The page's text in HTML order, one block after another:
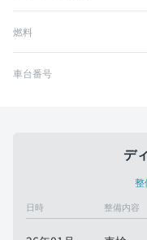
燃料
車台番号
デ
整
日時 整備内容